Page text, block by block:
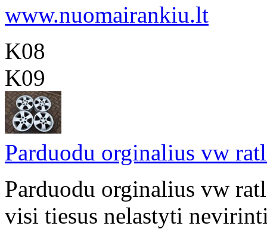
www.nuomairankiu.lt
K08
K09
Parduodu orginalius vw
Parduodu orginalius vw
visi tiesus nelastyti